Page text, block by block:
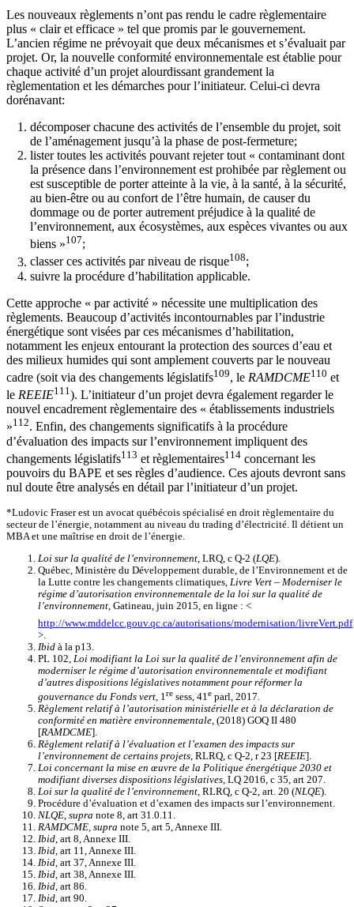
Les nouveaux règlements n’ont pas rendu le cadre règlementaire
plus « clair et efficace » tel que promis par le gouvernement.
L’ancien régime ne prévoyait que deux mécanismes et s’évaluait par
projet. Or, la nouvelle conformité environnementale est établie pour
chaque activité d’un projet alourdissant grandement la
règlementation et les démarches pour l’initiateur. Celui-ci devra
dorénavant:
décomposer chacune des activités de l’ensemble du projet, soit
de l’aménagement jusqu’à la phase de post-fermeture;
lister toutes les activités pouvant rejeter tout « contaminant dont
la présence dans l’environnement est prohibée par règlement ou
est susceptible de porter atteinte à la vie, à la santé, à la sécurité,
au bien-être ou au confort de l’être humain, de causer du
dommage ou de porter autrement préjudice à la qualité de
l’environnement, aux écosystèmes, aux espèces vivantes ou aux
biens »107;
classer ces activités par niveau de risque108;
suivre la procédure d’habilitation applicable.
Cette approche « par activité » nécessite une multiplication des
règlements. Beaucoup d’activités incontournables par l’industrie
énergétique sont visées par ces mécanismes d’habilitation,
notamment les enjeux entourant la protection des sources d’eau et
des milieux humides qui sont amplement couverts par le nouveau
cadre (soit via des changements législatifs109, le RAMDCME110 et
le REEIE111). L’initiateur d’un projet devra également regarder le
nouvel encadrement règlementaire des « établissements industriels
»112. Enfin, des changements significatifs à la procédure
d’évaluation des impacts sur l’environnement impliquent des
changements législatifs113 et règlementaires114 concernant les
pouvoirs du BAPE et ses règles d’audience. Ces ajouts devront sans
nul doute être analysés en détail par l’initiateur d’un projet.
*Ludovic Fraser est un avocat québécois spécialisé en droit règlementaire du
secteur de l’énergie, notamment au niveau du trading d’électricité. Il détient un
MBA et une maîtrise en droit de l’énergie.
Loi sur la qualité de l’environnement, LRQ, c Q-2 (LQE).
Québec, Ministère du Développement durable, de l’Environnement et de
la Lutte contre les changements climatiques, Livre Vert – Moderniser le
régime d’autorisation environnementale de la loi sur la qualité de
l’environnement, Gatineau, juin 2015, en ligne : <
http://www.mddelcc.gouv.qc.ca/autorisations/modernisation/livreVert.pdf
>.
Ibid à la p13.
PL 102, Loi modifiant la Loi sur la qualité de l’environnement afin de
moderniser le régime d’autorisation environnementale et modifiant
d’autres dispositions législatives notamment pour réformer la
gouvernance du Fonds vert, 1re sess, 41e parl, 2017.
Règlement relatif à l’autorisation ministérielle et à la déclaration de
conformité en matière environnementale, (2018) GOQ II 480
[RAMDCME].
Règlement relatif à l’évaluation et l’examen des impacts sur
l’environnement de certains projets, RLRQ, c Q-2, r 23 [REEIE].
Loi concernant la mise en œuvre de la Politique énergétique 2030 et
modifiant diverses dispositions législatives, LQ 2016, c 35, art 207.
Loi sur la qualité de l’environnement, RLRQ, c Q-2, art. 20 (NLQE).
Procédure d’évaluation et d’examen des impacts sur l’environnement.
NLQE, supra note 8, art 31.0.11.
RAMDCME, supra note 5, art 5, Annexe III.
Ibid, art 8, Annexe III.
Ibid, art 11, Annexe III.
Ibid, art 37, Annexe III.
Ibid, art 38, Annexe III.
Ibid, art 86.
Ibid, art 90.